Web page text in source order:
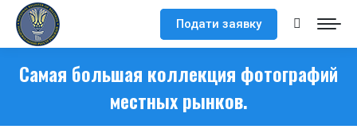
Подати заявку Поиск:
Самая большая коллекция фотографий
местных рынков.